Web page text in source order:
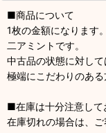
■商品について
1枚の金額になります。
二アミントです。
中古品の状態に対して
極端にこだわりのある
■在庫は十分注意して
在庫切れの場合は、ご